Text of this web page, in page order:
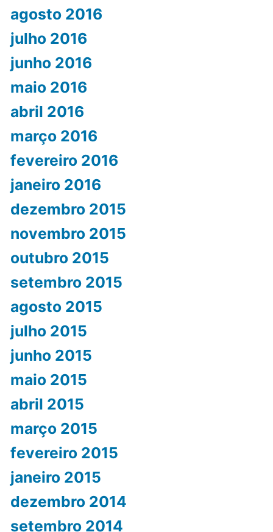
agosto 2016
julho 2016
junho 2016
maio 2016
abril 2016
março 2016
fevereiro 2016
janeiro 2016
dezembro 2015
novembro 2015
outubro 2015
setembro 2015
agosto 2015
julho 2015
junho 2015
maio 2015
abril 2015
março 2015
fevereiro 2015
janeiro 2015
dezembro 2014
setembro 2014